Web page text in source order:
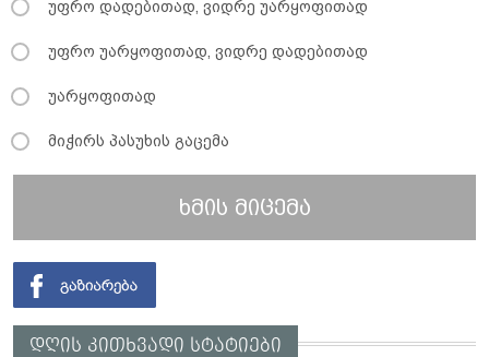
უფრო დადებითად, ვიდრე უარყოფითად
უფრო უარყოფითად, ვიდრე დადებითად
უარყოფითად
მიჭირს პასუხის გაცემა
ხმის მიცემა
დღის კითხვადი სტატიები